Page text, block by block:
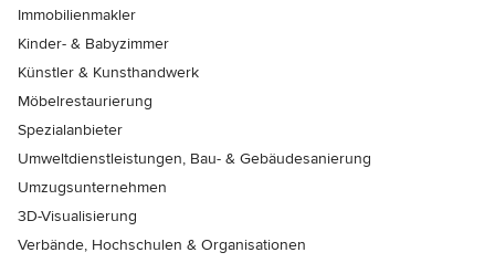
Immobilienmakler
Kinder- & Babyzimmer
Künstler & Kunsthandwerk
Möbelrestaurierung
Spezialanbieter
Umweltdienstleistungen, Bau- & Gebäudesanierung
Umzugsunternehmen
3D-Visualisierung
Verbände, Hochschulen & Organisationen